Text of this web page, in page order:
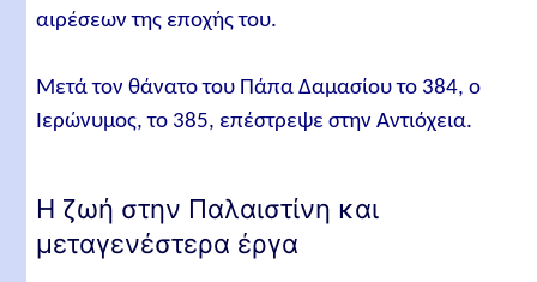
αιρέσεων της εποχής του.
Μετά τον θάνατο του Πάπα Δαμασίου το 384, ο
Ιερώνυμος, το 385, επέστρεψε στην Αντιόχεια.
Η ζωή στην Παλαιστίνη και
μεταγενέστερα έργα